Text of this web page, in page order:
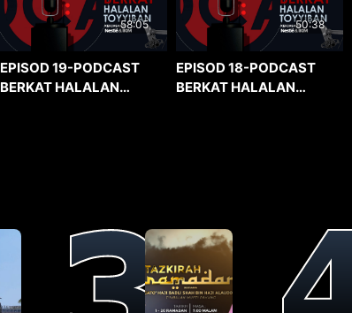
58:05
EPISOD 19-PODCAST
BERKAT HALALAN
50:38
EPISOD 18-PODCAST
BERKAT HALALAN